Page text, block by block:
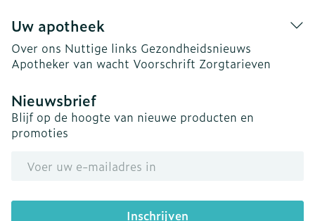
Uw apotheek
Over ons Nuttige links Gezondheidsnieuws
Apotheker van wacht Voorschrift Zorgtarieven
Nieuwsbrief
Blijf op de hoogte van nieuwe producten en
promoties
Inschrijven